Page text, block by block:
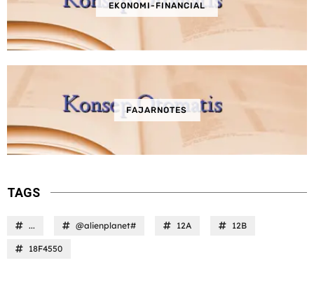
EKONOMI-FINANCIAL
FAJARNOTES
TAGS
... @alienplanet# 12A 12B
18F4550